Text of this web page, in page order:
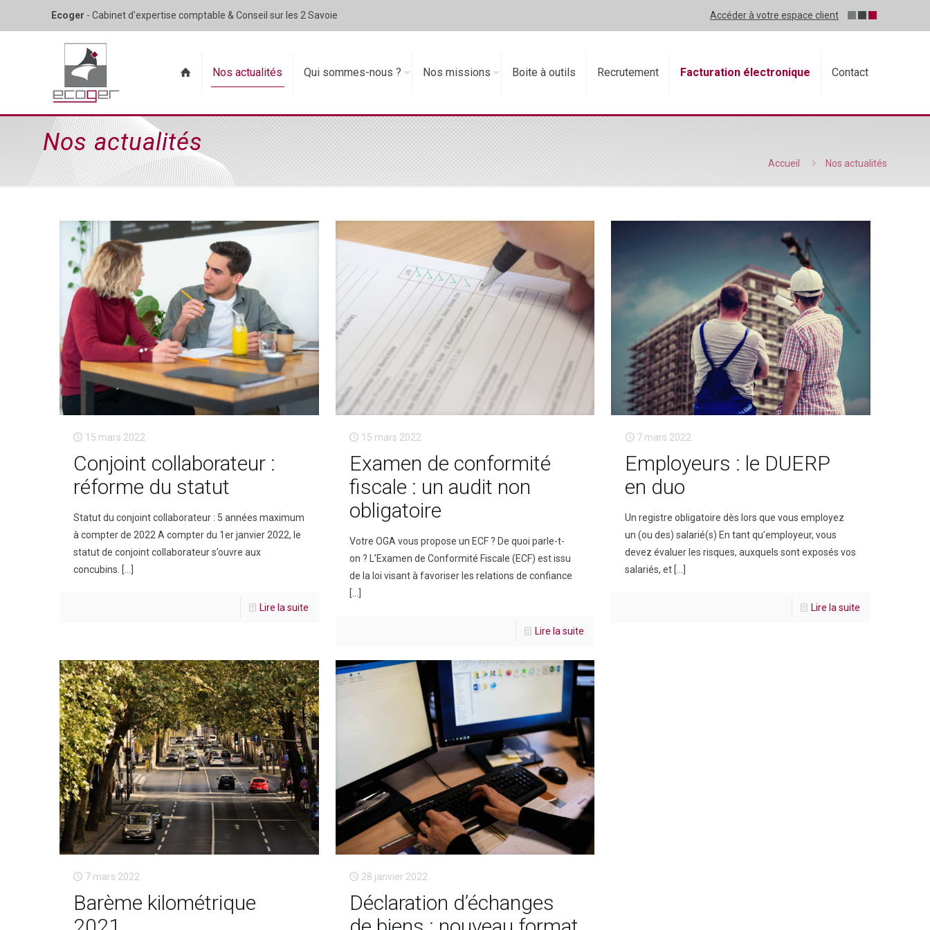
Ecoger - Cabinet d'expertise comptable & Conseil sur les 2 Savoie Accéder à votre espace client
Nos actualités Qui sommes-nous ? Nos missions Boite à outils Recrutement Facturation électronique Contact
Nos actualités
Accueil Nos actualités
15 mars 2022
Conjoint collaborateur :
réforme du statut
Statut du conjoint collaborateur : 5 années maximum
à compter de 2022 A compter du 1er janvier 2022, le
statut de conjoint collaborateur s’ouvre aux
concubins. […]
Lire la suite
15 mars 2022
Examen de conformité
fiscale : un audit non
obligatoire
Votre OGA vous propose un ECF ? De quoi parle-t-
on ? L’Examen de Conformité Fiscale (ECF) est issu
de la loi visant à favoriser les relations de confiance
[…]
Lire la suite
7 mars 2022
Employeurs : le DUERP
en duo
Un registre obligatoire dès lors que vous employez
un (ou des) salarié(s) En tant qu’employeur, vous
devez évaluer les risques, auxquels sont exposés vos
salariés, et […]
Lire la suite
7 mars 2022
Barème kilométrique
28 janvier 2022
Déclaration d’échanges